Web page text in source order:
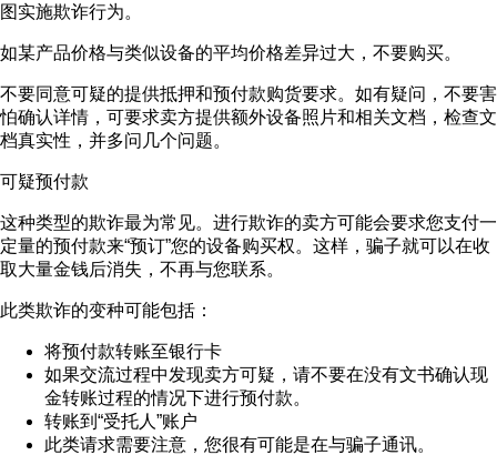
图实施欺诈行为。
如某产品价格与类似设备的平均价格差异过大，不要购买。
不要同意可疑的提供抵押和预付款购货要求。如有疑问，不要害
怕确认详情，可要求卖方提供额外设备照片和相关文档，检查文
档真实性，并多问几个问题。
可疑预付款
这种类型的欺诈最为常见。进行欺诈的卖方可能会要求您支付一
定量的预付款来“预订”您的设备购买权。这样，骗子就可以在收
取大量金钱后消失，不再与您联系。
此类欺诈的变种可能包括：
将预付款转账至银行卡
如果交流过程中发现卖方可疑，请不要在没有文书确认现
金转账过程的情况下进行预付款。
转账到“受托人”账户
此类请求需要注意，您很有可能是在与骗子通讯。